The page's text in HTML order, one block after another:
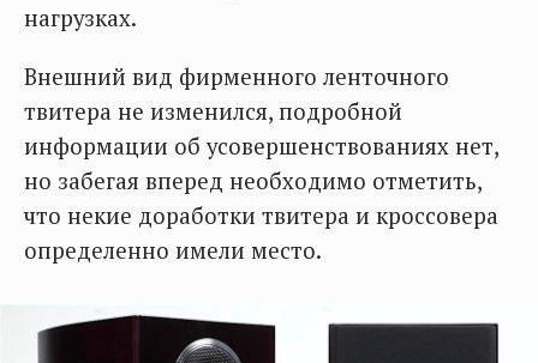
нагрузках.
Внешний вид фирменного ленточного
твитера не изменился, подробной
информации об усовершенствованиях нет,
но забегая вперед необходимо отметить,
что некие доработки твитера и кроссовера
определенно имели место.